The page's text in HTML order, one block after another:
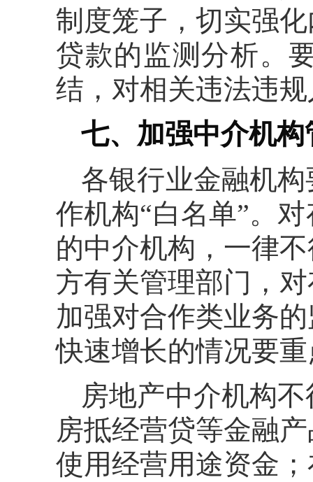
制度笼子，切实强
贷款的监测分析。
结，对相关违法违
七、加强中介机构
各银行业金融机
作机构“白名单”。
的中介机构，一律
方有关管理部门，
加强对合作类业务
快速增长的情况要
房地产中介机构
房抵经营贷等金融
使用经营用途资金